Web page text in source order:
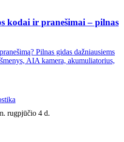
kodai ir pranešimai – pilnas
Pilnas gidas dažniausiems
AIA kamera, akumuliatorius,
rugpjūčio 4 d.